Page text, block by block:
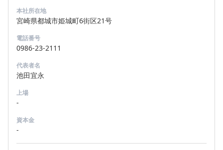
本社所在地
宮崎県都城市姫城町6街区21号
電話番号
0986-23-2111
代表者名
池田宜永
上場
-
資本金
-